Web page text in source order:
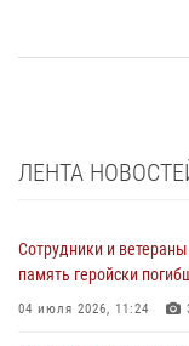
ЛЕНТА
Сотрудники и
память геройски
04 июля 2026, 11:24